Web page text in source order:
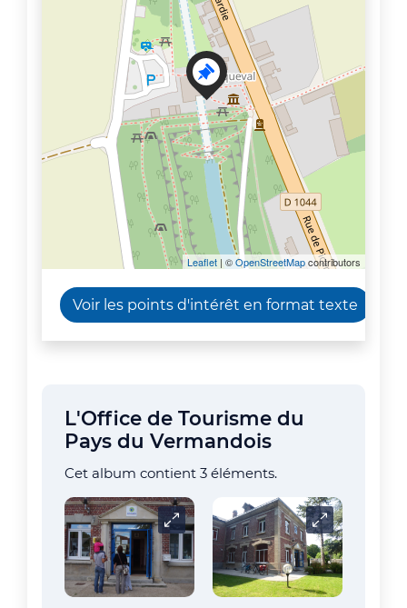
Leaflet | ©OpenStreetMapcontributors
Voir les points d'intérêt en format texte
L'Office de Tourisme du
Pays du Vermandois
Cet album contient 3 éléments.
Carrousel Carrousel